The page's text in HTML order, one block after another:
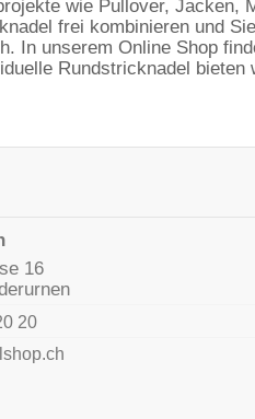
wie Pullover, Jacken,
frei kombinieren und
In unserem Online Shop
Rundstricknadel
16
20